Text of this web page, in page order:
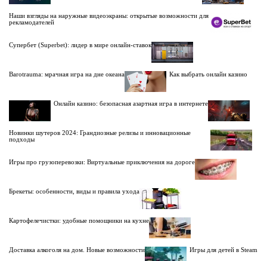
Наши взгляды на наружные видеоэкраны: открытые возможности для
рекламодателей
Супербет (Superbet): лидер в мире онлайн-ставок
Barotrauma: мрачная игра на дне океана Как выбрать онлайн казино
Онлайн казино: безопасная азартная игра в интернете
Новинки шутеров 2024: Грандиозные релизы и инновационные
подходы
Игры про грузоперевозки: Виртуальные приключения на дороге
Брекеты: особенности, виды и правила ухода
Картофелечистки: удобные помощники на кухне
Доставка алкоголя на дом. Новые возможности Игры для детей в Steam